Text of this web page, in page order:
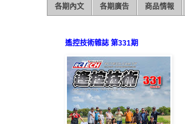
各期內文 各期廣告 商品情報
遙控技術雜誌 第331期